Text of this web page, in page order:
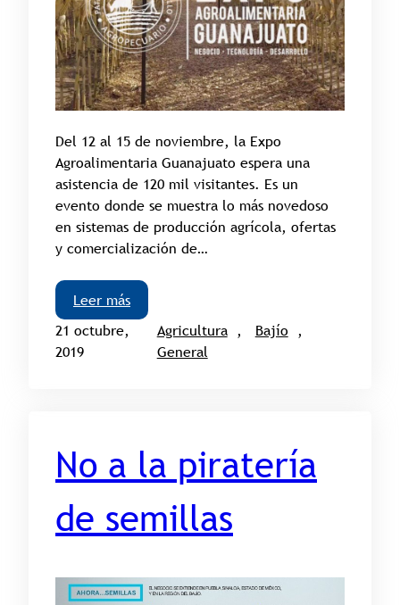
Del 12 al 15 de noviembre, la Expo
Agroalimentaria Guanajuato espera una
asistencia de 120 mil visitantes. Es un
evento donde se muestra lo más novedoso
en sistemas de producción agrícola, ofertas
y comercialización de…
Leer más
21 octubre,
2019
Agricultura , Bajío
General
No a la piratería
de semillas